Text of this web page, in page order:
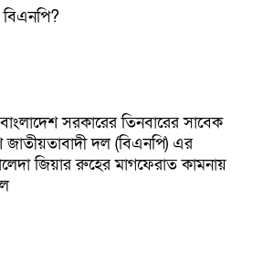
বিএনপি?
বাংলাদেশ সরকারের তিনবারের সাবেক
জাতীয়তাবাদী দল (বিএনপি) এর
জিয়ার রুহের মাগফেরাত কামনায়